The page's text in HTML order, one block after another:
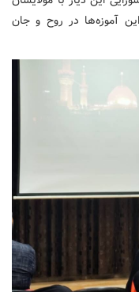
آموزه‌ها در روح و جان